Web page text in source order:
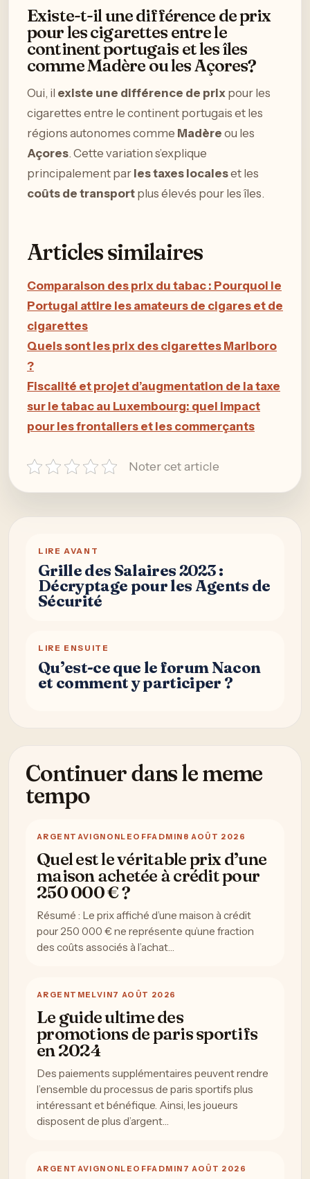
Existe-t-il une différence de prix
pour les cigarettes entre le
continent portugais et les îles
comme Madère ou les Açores?
Oui, il existe une différence de prix pour les
cigarettes entre le continent portugais et les
régions autonomes comme Madère ou les
Açores. Cette variation s’explique
principalement par les taxes localeset les
coûts de transport plus élevés pour les îles.
Articles similaires
Comparaison des prix du tabac : Pourquoi le
Portugal attire les amateurs de cigares et de
cigarettes
Quels sont les prix des cigarettes Marlboro
?
Fiscalité et projet d’augmentation de la taxe
sur le tabac au Luxembourg: quel impact
pour les frontaliers et les commerçants
Noter cet article
LIRE AVANT
Grille des Salaires 2023 :
Décryptage pour les Agents de
Sécurité
LIRE ENSUITE
Qu’est-ce que le forum Nacon
et comment y participer ?
Continuer dans le meme
tempo
ARGENT AVIGNONLEOFFADMIN 8 AOÛT 2026
Quel est le véritable prix d’une
maison achetée à crédit pour
250 000 € ?
Résumé : Le prix affiché d’une maison à crédit
pour 250 000 € ne représente qu’une fraction
des coûts associés à l’achat…
ARGENT MELVIN7 AOÛT 2026
Le guide ultime des
promotions de paris sportifs
en 2024
Des paiements supplémentaires peuvent rendre
l’ensemble du processus de paris sportifs plus
intéressant et bénéfique. Ainsi, les joueurs
disposent de plus d’argent…
ARGENT AVIGNONLEOFFADMIN 7 AOÛT 2026